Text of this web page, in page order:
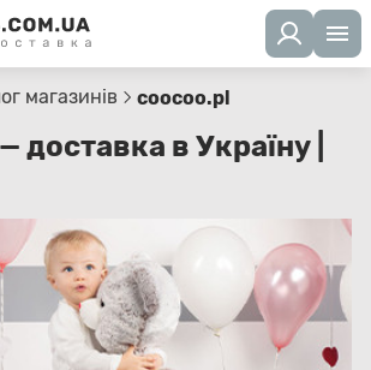
магазинів coocoo.pl
доставка в Україну |